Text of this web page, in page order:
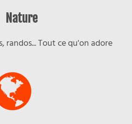
Nature
randos... Tout ce qu'on adore